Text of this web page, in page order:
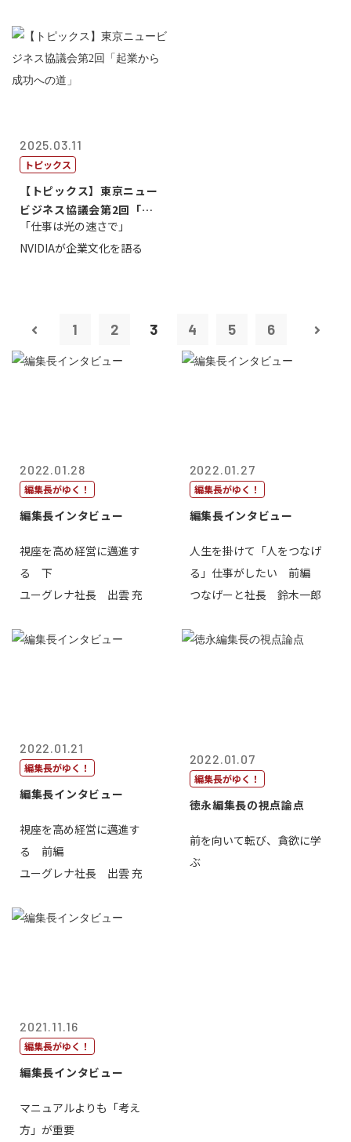
2025.03.11
トピックス
【トピックス】東京ニュー
ビジネス協議会第2回「起
業から成功へ...
「仕事は光の速さで」
NVIDIAが企業文化を語る
1 2 3 4 5 6
2022.01.28
編集長がゆく！
編集長インタビュー
視座を高め経営に邁進す
る 下
ユーグレナ社長 出雲 充
2022.01.27
編集長がゆく！
編集長インタビュー
人生を掛けて「人をつなげ
る」仕事がしたい 前編
つなげーと社長 鈴木一郎
2022.01.21
編集長がゆく！
編集長インタビュー
視座を高め経営に邁進す
る 前編
ユーグレナ社長 出雲 充
2022.01.07
編集長がゆく！
徳永編集長の視点論点
前を向いて転び、貪欲に学
ぶ
2021.11.16
編集長がゆく！
編集長インタビュー
マニュアルよりも「考え
方」が重要